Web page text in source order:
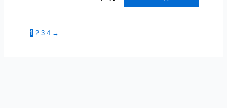
1 2 3 4 →